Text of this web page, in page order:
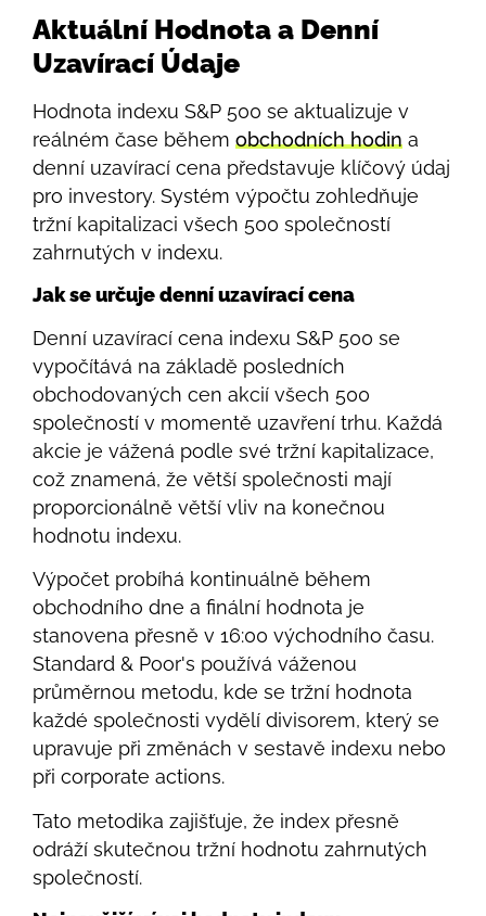
Aktuální Hodnota a Denní
Uzavírací Údaje
Hodnota indexu S&P 500 se aktualizuje v
reálném čase během obchodních hodin a
denní uzavírací cena představuje klíčový údaj
pro investory. Systém výpočtu zohledňuje
tržní kapitalizaci všech 500 společností
zahrnutých v indexu.
Jak se určuje denní uzavírací cena
Denní uzavírací cena indexu S&P 500 se
vypočítává na základě posledních
obchodovaných cen akcií všech 500
společností v momentě uzavření trhu. Každá
akcie je vážená podle své tržní kapitalizace,
což znamená, že větší společnosti mají
proporcionálně větší vliv na konečnou
hodnotu indexu.
Výpočet probíhá kontinuálně během
obchodního dne a finální hodnota je
stanovena přesně v 16:00 východního času.
Standard & Poor's používá váženou
průměrnou metodu, kde se tržní hodnota
každé společnosti vydělí divisorem, který se
upravuje při změnách v sestavě indexu nebo
při corporate actions.
Tato metodika zajišťuje, že index přesně
odráží skutečnou tržní hodnotu zahrnutých
společností.